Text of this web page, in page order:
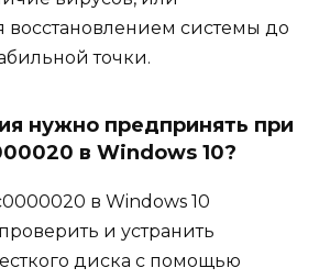
восстановлением системы до
точки.
нужно предпринять при
в Windows 10?
в Windows 10
и устранить
диска с помощью